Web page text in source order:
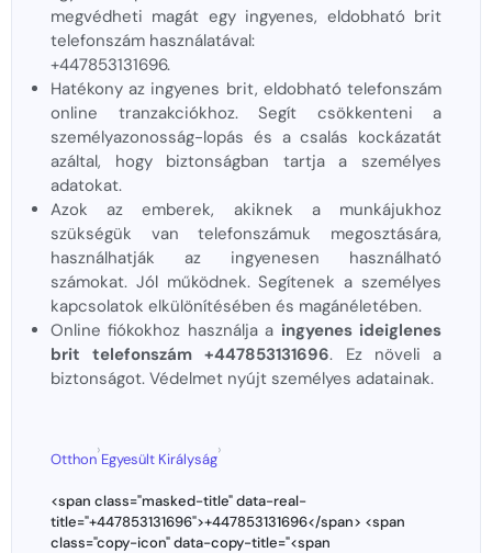
megvédheti magát egy ingyenes, eldobható brit
telefonszám használatával:
+447853131696.
Hatékony az ingyenes brit, eldobható telefonszám
online tranzakciókhoz. Segít csökkenteni a
személyazonosság-lopás és a csalás kockázatát
azáltal, hogy biztonságban tartja a személyes
adatokat.
Azok az emberek, akiknek a munkájukhoz
szükségük van telefonszámuk megosztására,
használhatják az ingyenesen használható
számokat. Jól működnek. Segítenek a személyes
kapcsolatok elkülönítésében és magánéletében.
Online fiókokhoz használja a ingyenes ideiglenes
brit telefonszám +447853131696. Ez növeli a
biztonságot. Védelmet nyújt személyes adatainak.
Otthon
›
Egyesült Királyság
›
<span class="masked-title" data-real-
title="+447853131696">+447853131696</span> <span
class="copy-icon" data-copy-title="<span